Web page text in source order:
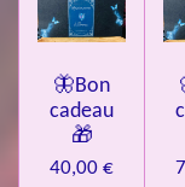
🦋Bon
cadeau
🎁
40,00 €